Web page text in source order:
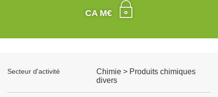
CA M€
Secteur d'activité
Chimie > Produits chimiques
divers